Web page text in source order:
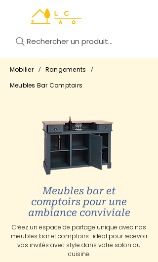
Rechercher un produit...
Mobilier / Rangements /
Meubles Bar Comptoirs
Meubles bar et
comptoirs pour une
ambiance conviviale
Créez un espace de partage unique avec nos
meubles bar et comptoirs : idéal pour recevoir
vos invités avec style dans votre salon ou
cuisine.